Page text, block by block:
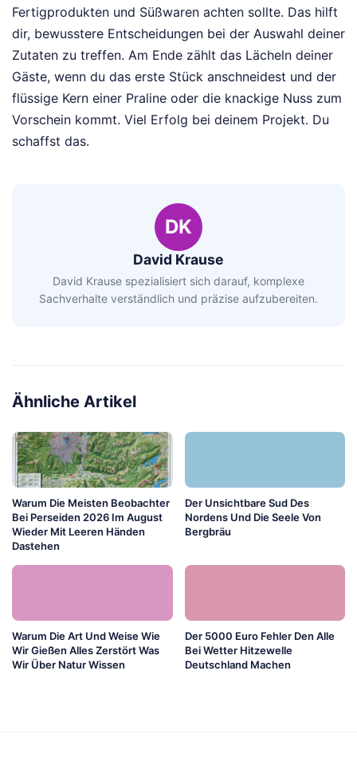
Fertigprodukten und Süßwaren achten sollte. Das hilft
dir, bewusstere Entscheidungen bei der Auswahl deiner
Zutaten zu treffen. Am Ende zählt das Lächeln deiner
Gäste, wenn du das erste Stück anschneidest und der
flüssige Kern einer Praline oder die knackige Nuss zum
Vorschein kommt. Viel Erfolg bei deinem Projekt. Du
schaffst das.
DK
David Krause
David Krause spezialisiert sich darauf, komplexe
Sachverhalte verständlich und präzise aufzubereiten.
Ähnliche Artikel
Warum Die Meisten Beobachter
Bei Perseiden 2026 Im August
Wieder Mit Leeren Händen
Dastehen
Der Unsichtbare Sud Des
Nordens Und Die Seele Von
Bergbräu
Warum Die Art Und Weise Wie
Wir Gießen Alles Zerstört Was
Wir Über Natur Wissen
Der 5000 Euro Fehler Den Alle
Bei Wetter Hitzewelle
Deutschland Machen